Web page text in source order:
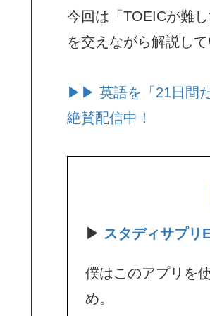
今回は「TOEICが難
を交えながら解説して
▶▶ 英語を「21日間
絶賛配信中！
▶ スタディサプリ
僕はこのアプリを
め。